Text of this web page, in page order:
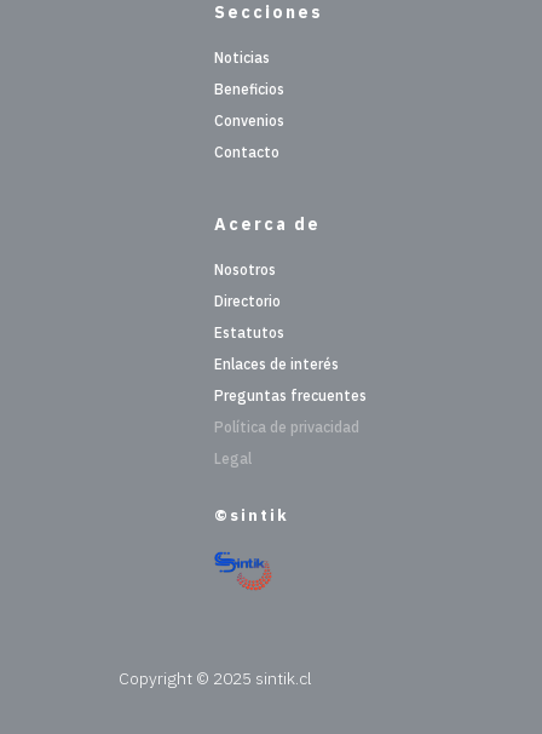
Secciones
Noticias
Beneficios
Convenios
Contacto
Acerca de
Nosotros
Directorio
Estatutos
Enlaces de interés
Preguntas frecuentes
Política de privacidad
Legal
©sintik
Copyright © 2025 sintik.cl